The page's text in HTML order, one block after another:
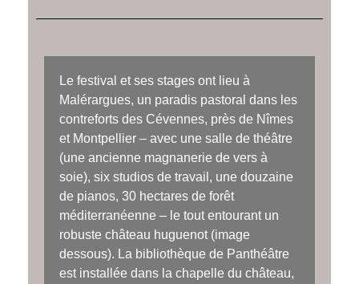
Le festival et ses stages ont lieu à
Malérargues, un paradis pastoral dans les
contreforts des Cévennes, près de Nîmes
et Montpellier – avec une salle de théâtre
(une ancienne magnanerie de vers à
soie), six studios de travail, une douzaine
de pianos, 30 hectares de forêt
méditerranéenne – le tout entourant un
robuste château huguenot (image
dessous). La bibliothèque de Panthéâtre
est installée dans la chapelle du château,